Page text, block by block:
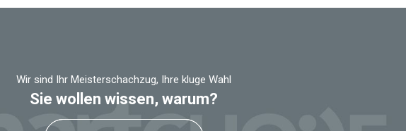
be
Wir sind Ihr Meisterschachzug, Ihre kluge Wahl
Sie wollen wissen, warum?